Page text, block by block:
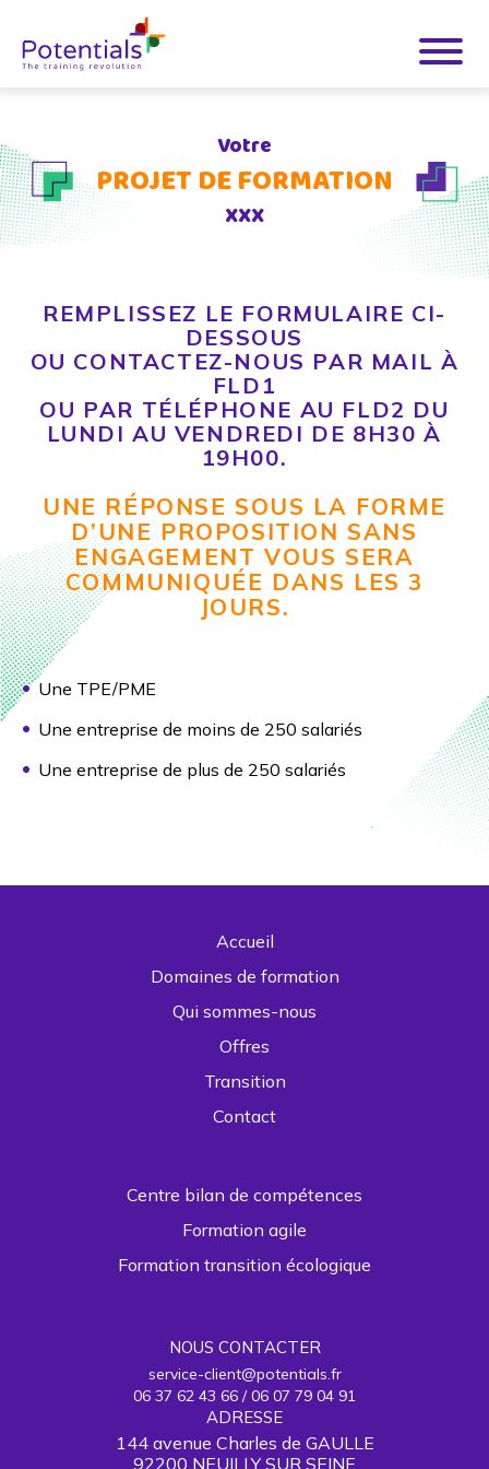
Votre
PROJET DE FORMATION
XXX
REMPLISSEZ LE FORMULAIRE CI-
DESSOUS
OU CONTACTEZ-NOUS PAR MAIL À
FLD1
OU PAR TÉLÉPHONE AU FLD2 DU
LUNDI AU VENDREDI DE 8H30 À
19H00.
UNE RÉPONSE SOUS LA FORME
D’UNE PROPOSITION SANS
ENGAGEMENT VOUS SERA
COMMUNIQUÉE DANS LES 3
JOURS.
Une TPE/PME
Une entreprise de moins de 250 salariés
Une entreprise de plus de 250 salariés
Accueil
Domaines de formation
Qui sommes-nous
Offres
Transition
Contact
Centre bilan de compétences
Formation agile
Formation transition écologique
NOUS CONTACTER
service-client@potentials.fr
06 37 62 43 66 / 06 07 79 04 91
ADRESSE
144 avenue Charles de GAULLE
92200 NEUILLY SUR SEINE